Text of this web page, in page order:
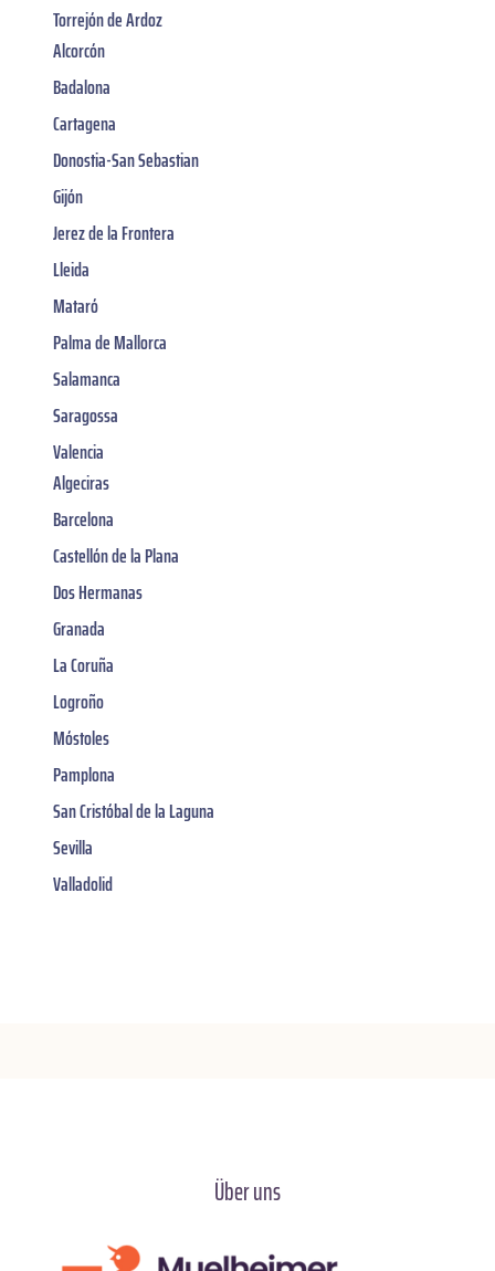
Torrejón de Ardoz
Alcorcón
Badalona
Cartagena
Donostia-San Sebastian
Gijón
Jerez de la Frontera
Lleida
Mataró
Palma de Mallorca
Salamanca
Saragossa
Valencia
Algeciras
Barcelona
Castellón de la Plana
Dos Hermanas
Granada
La Coruña
Logroño
Móstoles
Pamplona
San Cristóbal de la Laguna
Sevilla
Valladolid
Über uns